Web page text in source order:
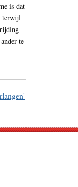
is dat
terwijl
te